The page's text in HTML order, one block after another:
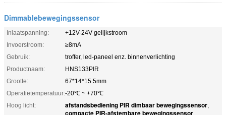
Dimmablebewegingssensor
Inlaatspanning:
+12V-24V gelijkstroom
Invoerstroom:
≥8mA
Gebruik:
troffer, led-paneel enz. binnenverlichting
Productnaam:
HNS133PIR
Grootte:
67*14*15.5mm
Operatietemperatuur:-20℃ ~ +70℃
Hoog licht:
afstandsbediening PIR dimbaar bewegingssensor,
compacte PIR-afstembare bewegingssensor,